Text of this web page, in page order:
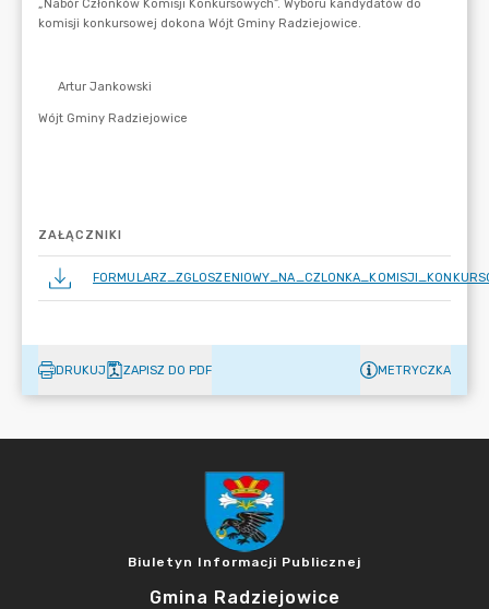
ZAŁĄCZNIKI
DRUKUJ ZAPISZ DO PDF METRYCZKA
Biuletyn Informacji Publicznej
Gmina Radziejowice